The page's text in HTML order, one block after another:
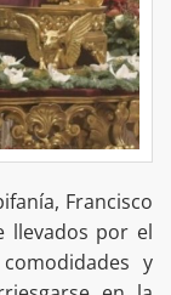
Francisco
llevados por el
y